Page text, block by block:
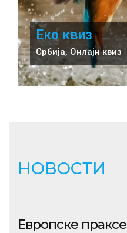
Еко квиз
Србија, Онлајн квиз
НОВОСТИ
Европске праксе